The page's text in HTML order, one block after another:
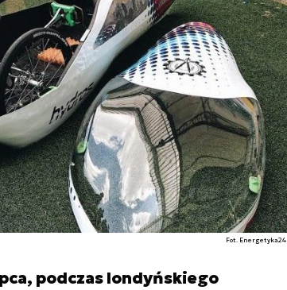
Fot. Energetyka24
podczas londyńskiego